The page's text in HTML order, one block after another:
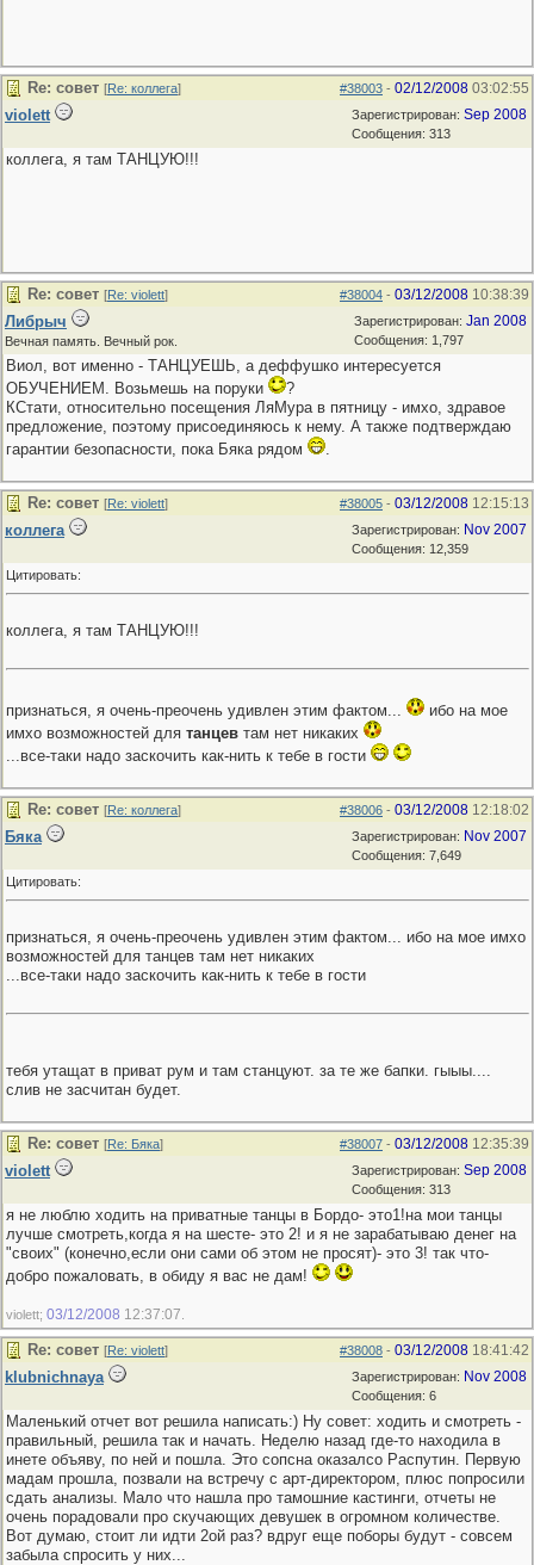
#38003 - 02/12/2008 03:02:55
Re: совет [Re: коллега]
Зарегистрирован: Sep 2008
Сообщения: 313
violett
коллега, я там ТАНЦУЮ!!!
#38004 - 03/12/2008 10:38:39
Re: совет [Re: violett]
Зарегистрирован: Jan 2008
Сообщения: 1,797
Либрыч
Вечная память. Вечный рок.
Виол, вот именно - ТАНЦУЕШЬ, а деффушко интересуется
ОБУЧЕНИЕМ. Возьмешь на поруки
?
КСтати, относительно посещения ЛяМура в пятницу - имхо, здравое
предложение, поэтому присоединяюсь к нему. А также подтверждаю
гарантии безопасности, пока Бяка рядом
.
#38005 - 03/12/2008 12:15:13
Re: совет [Re: violett]
Зарегистрирован: Nov 2007
Сообщения: 12,359
коллега
Цитировать:
коллега, я там ТАНЦУЮ!!!
признаться, я очень-преочень удивлен этим фактом...
ибо на мое
имхо возможностей для танцев там нет никаких
...все-таки надо заскочить как-нить к тебе в гости
#38006 - 03/12/2008 12:18:02
Re: совет [Re: коллега]
Зарегистрирован: Nov 2007
Сообщения: 7,649
Бяка
Цитировать:
признаться, я очень-преочень удивлен этим фактом... ибо на мое имхо
возможностей для танцев там нет никаких
...все-таки надо заскочить как-нить к тебе в гости
тебя утащат в приват рум и там станцуют. за те же бапки. гыыы....
слив не засчитан будет.
#38007 - 03/12/2008 12:35:39
Re: совет [Re: Бяка]
Зарегистрирован: Sep 2008
Сообщения: 313
violett
я не люблю ходить на приватные танцы в Бордо- это1!на мои танцы
лучше смотреть,когда я на шесте- это 2! и я не зарабатываю денег на
"своих" (конечно,если они сами об этом не просят)- это 3! так что-
добро пожаловать, в обиду я вас не дам!
violett; 03/12/2008 12:37:07
#38008 - 03/12/2008 18:41:42
Re: совет [Re: violett]
Зарегистрирован: Nov 2008
Сообщения: 6
klubnichnaya
Маленький отчет вот решила написать:) Ну совет: ходить и смотреть -
правильный, решила так и начать. Неделю назад где-то находила в
инете объяву, по ней и пошла. Это сопсна оказалсо Распутин. Первую
мадам прошла, позвали на встречу с арт-директором, плюс попросили
сдать анализы. Мало что нашла про тамошние кастинги, отчеты не
очень порадовали про скучающих девушек в огромном количестве.
Вот думаю, стоит ли идти 2ой раз? вдруг еще поборы будут - совсем
забыла спросить у них...